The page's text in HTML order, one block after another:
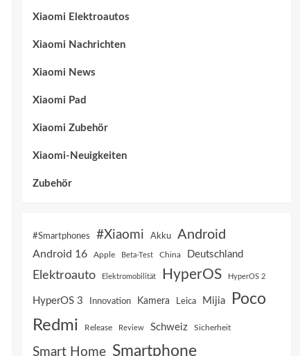
Xiaomi Elektroautos
Xiaomi Nachrichten
Xiaomi News
Xiaomi Pad
Xiaomi Zubehör
Xiaomi-Neuigkeiten
Zubehör
#Smartphones #Xiaomi Akku Android
Android 16 Apple Beta-Test China Deutschland
Elektroauto Elektromobilität HyperOS HyperOS 2
HyperOS 3 Innovation Kamera Leica Mijia
Poco
Redmi
Release Review Schweiz Sicherheit
Smart Home Smartphone